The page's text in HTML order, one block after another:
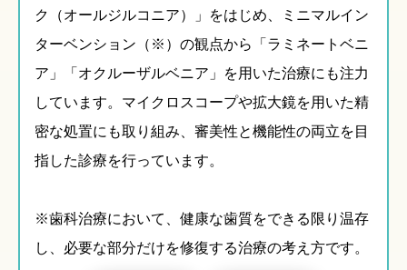
ク（オールジルコニア）」をはじめ、ミニマルイン
ターベンション（※）の観点から「ラミネートベニ
ア」「オクルーザルベニア」を用いた治療にも注力
しています。マイクロスコープや拡大鏡を用いた精
密な処置にも取り組み、審美性と機能性の両立を目
指した診療を行っています。
※歯科治療において、健康な歯質をできる限り温存
し、必要な部分だけを修復する治療の考え方です。